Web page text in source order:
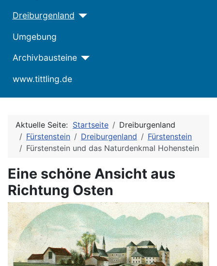
Dreiburgenland
Umgebung
Archivbausteine
www.tittling.de
Aktuelle Seite: Startseite
Dreiburgenland
Fürstenstein
Dreiburgenland
Fürstenstein
Fürstenstein und das Naturdenkmal Hohenstein
Eine schöne Ansicht aus
Richtung Osten